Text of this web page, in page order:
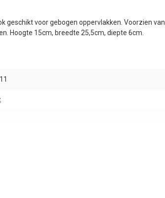
geschikt voor gebogen oppervlakken. Voorzien van
Hoogte 15cm, breedte 25,5cm, diepte 6cm.